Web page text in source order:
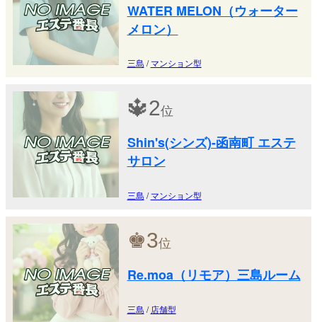
WATER MELON（ウォーター
メロン）
三島 /マンション型
🔱2位
Shin's(シンズ)-函南町 エステ
サロン
三島 /マンション型
♚3位
Re.moa（リモア）三島ルーム
三島 / 店舗型